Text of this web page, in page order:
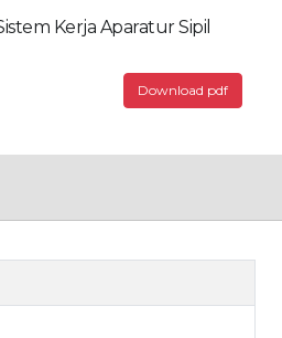
Kerja Aparatur Sipil
Download pdf